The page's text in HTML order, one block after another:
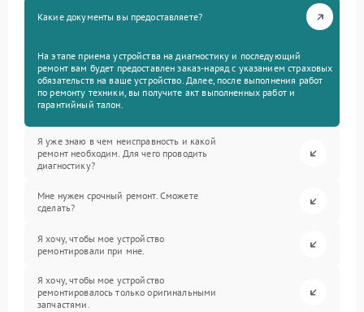
Какие документы вы предоставляете?
На этапе приема устройства на диагностику и последующий
ремонт вам будет предоставлен заказ-наряд с указанием страховых
обязательств на ваше устройство. Далее, после выполнения работ
по ремонту техники, вы получите акт выполненных работ и
гарантийный талон.
Я уже знаю в чем неисправность и какой
ремонт необходим. Для чего проводить
диагностику?
Мне нужен срочный ремонт. Сможете
сделать?
Я хочу, чтобы мое устройство
ремонтировали при мне.
Я хочу, чтобы мое устройство
ремонтировалось только оригинальными
запчастями.